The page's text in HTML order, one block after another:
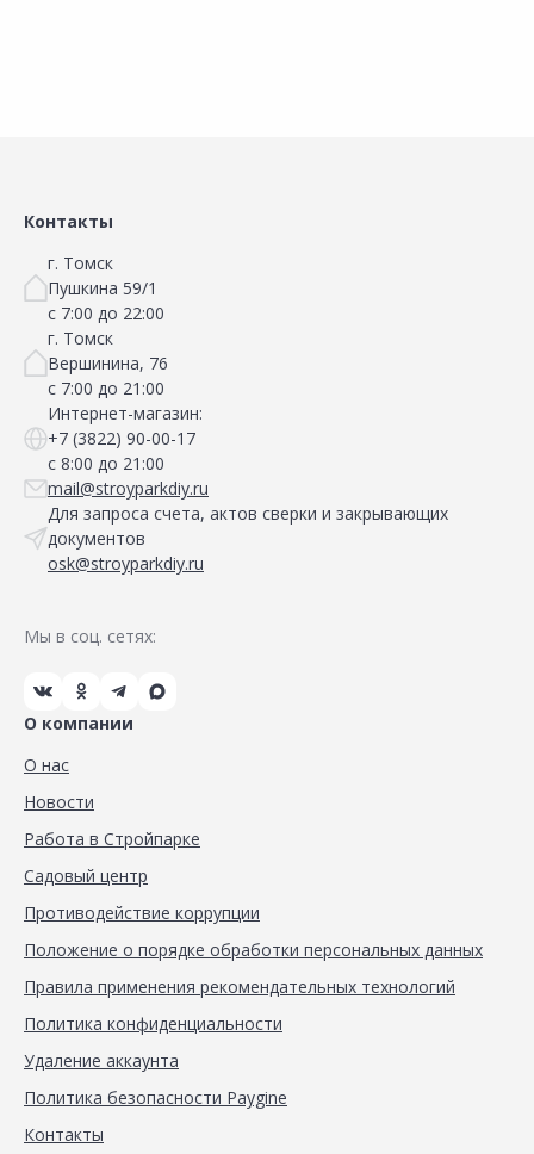
Контакты
г. Томск
Пушкина 59/1
с 7:00 до 22:00
г. Томск
Вершинина, 76
с 7:00 до 21:00
Интернет-магазин:
+7 (3822) 90-00-17
с 8:00 до 21:00
mail@stroyparkdiy.ru
Для запроса счета, актов сверки и закрывающих
документов
osk@stroyparkdiy.ru
Мы в соц. сетях:
О компании
О нас
Новости
Работа в Стройпарке
Садовый центр
Противодействие коррупции
Положение о порядке обработки персональных данных
Правила применения рекомендательных технологий
Политика конфиденциальности
Удаление аккаунта
Политика безопасности Paygine
Контакты